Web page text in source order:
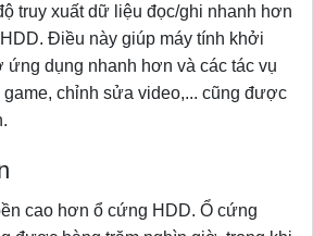
truy xuất dữ liệu đọc/ghi nhanh hơn
Điều này giúp máy tính khởi
ứng dụng nhanh hơn và các tác vụ
chỉnh sửa video,... cũng được
cao hơn ổ cứng HDD. Ổ cứng